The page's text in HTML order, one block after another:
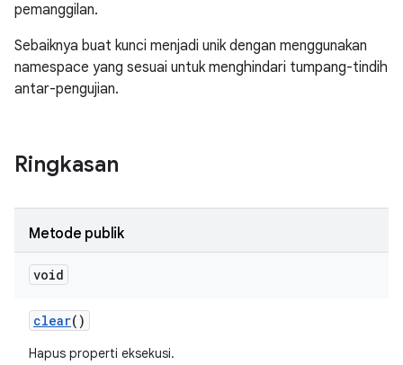
pemanggilan.
Sebaiknya buat kunci menjadi unik dengan menggunakan
namespace yang sesuai untuk menghindari tumpang-tindih
antar-pengujian.
Ringkasan
Metode publik
void
clear()
Hapus properti eksekusi.